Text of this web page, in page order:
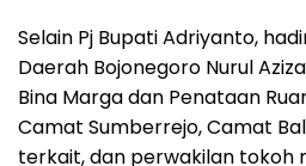
Selain Pj Bupati Adriyanto,
Daerah Bojonegoro Nurul
Bina Marga dan Penataan
Camat Sumberrejo, Camat
terkait, dan perwakilan tokoh